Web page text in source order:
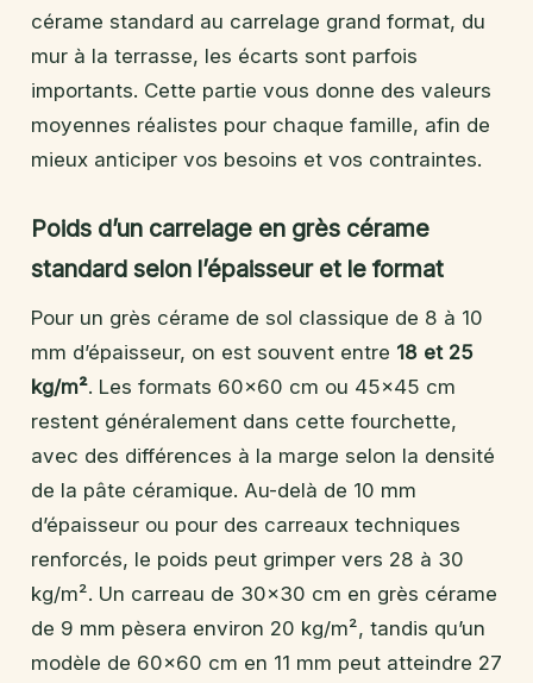
cérame standard au carrelage grand format, du
mur à la terrasse, les écarts sont parfois
importants. Cette partie vous donne des valeurs
moyennes réalistes pour chaque famille, afin de
mieux anticiper vos besoins et vos contraintes.
Poids d’un carrelage en grès cérame
standard selon l’épaisseur et le format
Pour un grès cérame de sol classique de 8 à 10
mm d’épaisseur, on est souvent entre 18 et 25
kg/m². Les formats 60×60 cm ou 45×45 cm
restent généralement dans cette fourchette,
avec des différences à la marge selon la densité
de la pâte céramique. Au-delà de 10 mm
d’épaisseur ou pour des carreaux techniques
renforcés, le poids peut grimper vers 28 à 30
kg/m². Un carreau de 30×30 cm en grès cérame
de 9 mm pèsera environ 20 kg/m², tandis qu’un
modèle de 60×60 cm en 11 mm peut atteindre 27